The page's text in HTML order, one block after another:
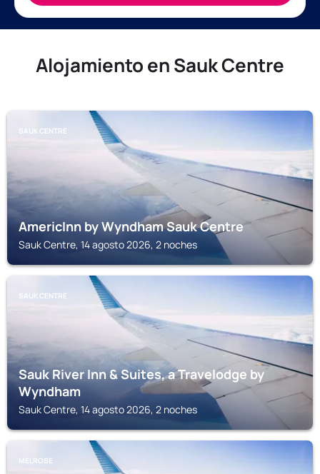
Alojamiento en Sauk Centre
SAUK CENTRE
AmericInn by Wyndham Sauk Centre
Sauk Centre, 14 agosto 2026, 2 noches
SAUK CENTRE
Sauk River Inn & Suites, a Travelodge by
Wyndham
Sauk Centre, 14 agosto 2026, 2 noches
MELROSE